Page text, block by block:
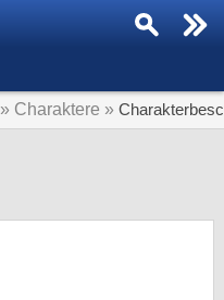
» Charaktere »